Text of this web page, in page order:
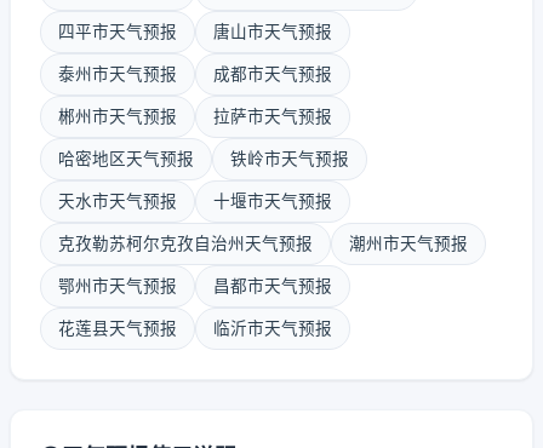
四平市天气预报 唐山市天气预报
泰州市天气预报 成都市天气预报
郴州市天气预报 拉萨市天气预报
哈密地区天气预报 铁岭市天气预报
天水市天气预报 十堰市天气预报
克孜勒苏柯尔克孜自治州天气预报 潮州市天气预报
鄂州市天气预报 昌都市天气预报
花莲县天气预报 临沂市天气预报